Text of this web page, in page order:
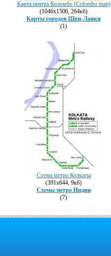
Карта центра Коломбо (Colombo map)
(1046х1506, 264кб)
Карты городов Шри-Ланки
(1)
Схема метро Колкаты
(391х644, 9кб)
Схемы метро Индии
(7)